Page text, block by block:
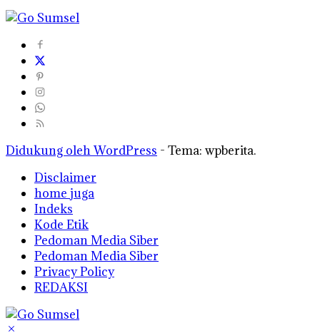
Didukung oleh WordPress - Tema: wpberita.
Disclaimer
home juga
Indeks
Kode Etik
Pedoman Media Siber
Pedoman Media Siber
Privacy Policy
REDAKSI